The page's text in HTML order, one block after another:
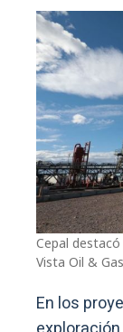
Cepal
Vista Oil &
En los